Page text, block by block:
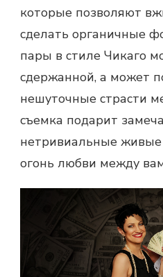
которые позволяют
сделать органичные
пары в стиле Чикаго
сдержанной, а может
нешуточные страсти
съемка подарит
нетривиальные
огонь любви между